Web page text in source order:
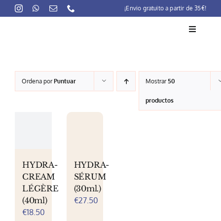
to
¡Envio gratuito a partir de 35€!
Toggle
La marca
Lait-Crème Concentré
Rutinas
Preocupaciones
Puntos venta
Contacto
Ordena porPuntuar Mostrar50
productos
HYDRA-
CREAM
LÉGÈRE
(40ml)
€18.50
HYDRA-
SÉRUM
(30ml.)
€27.50